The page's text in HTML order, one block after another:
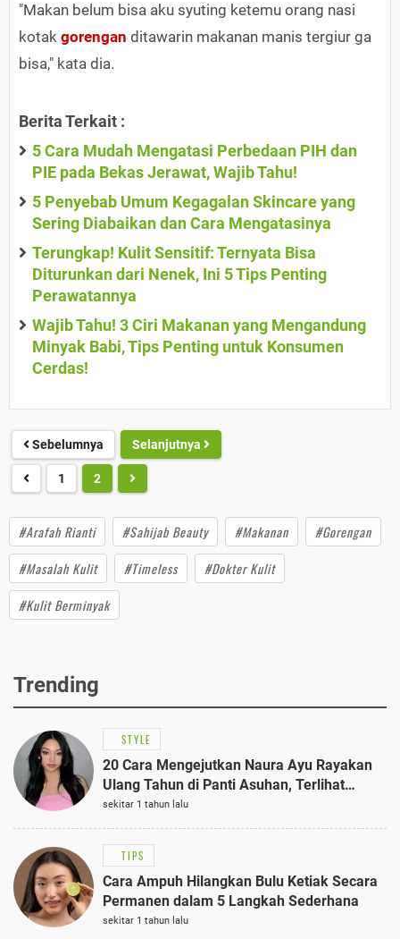
"Makan belum bisa aku syuting ketemu orang nasi
kotak gorengan ditawarin makanan manis tergiur ga
bisa," kata dia.
Berita Terkait :
5 Cara Mudah Mengatasi Perbedaan PIH dan
PIE pada Bekas Jerawat, Wajib Tahu!
5 Penyebab Umum Kegagalan Skincare yang
Sering Diabaikan dan Cara Mengatasinya
Terungkap! Kulit Sensitif: Ternyata Bisa
Diturunkan dari Nenek, Ini 5 Tips Penting
Perawatannya
Wajib Tahu! 3 Ciri Makanan yang Mengandung
Minyak Babi, Tips Penting untuk Konsumen
Cerdas!
Sebelumnya Selanjutnya
1 2
#Arafah Rianti #Sahijab Beauty #Makanan
#Gorengan
#Masalah Kulit
#Timeless
#Dokter Kulit
#Kulit Berminyak
Trending
STYLE
20 Cara Mengejutkan Naura Ayu Rayakan
Ulang Tahun di Panti Asuhan, Terlihat
Anggun dengan Kaftan Cokelat
sekitar 1 tahun lalu
TIPS
Cara Ampuh Hilangkan Bulu Ketiak Secara
Permanen dalam 5 Langkah Sederhana
sekitar 1 tahun lalu